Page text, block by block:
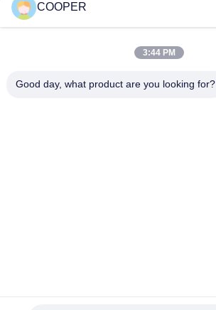
Bad Request
COOPER
3:44 PM
Good day, what product are you looking for?